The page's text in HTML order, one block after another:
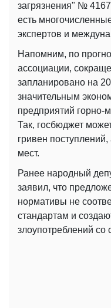
загрязнения" №
есть
экспертов и
Напомним, по
ассоциации,
запланировано на
значительным
предприятий горно-
Так, госбюджет
гривен
мест.
Ранее народный
заявил, что
нормативы не
стандартам и
злоупотреблений со